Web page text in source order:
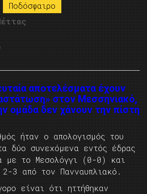
Ποδόσφαιρο
αποτελέσματα έχουν
στον Μεσσηνιακό,
ομάδα δεν χάνουν την πίστη
ήταν ο απολογισμός του
δύο συνεχόμενα εντός έδρας
με το Μεσολόγγι (0-0) και
3 από τον Πανναυπλιακό.
είναι ότι ηττήθηκαν